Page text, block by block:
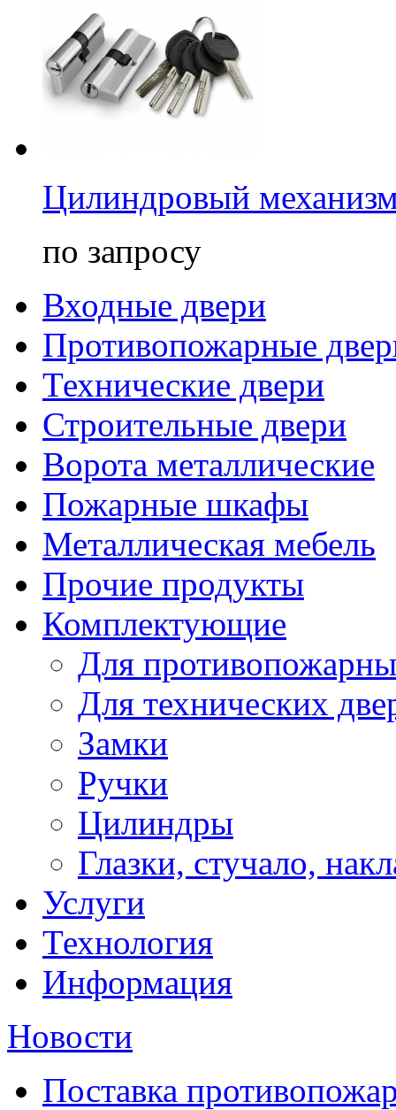
Цилиндровый
по запросу
Входные двери
Противопожарные
Технические двери
Строительные двери
Ворота металлические
Пожарные шкафы
Металлическая мебель
Прочие продукты
Комплектующие
Для
Для технических
Замки
Ручки
Цилиндры
Глазки, стучало,
Услуги
Технология
Информация
Новости
Поставка